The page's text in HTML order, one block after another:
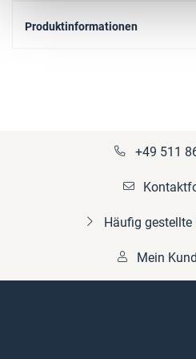
Produktinformationen
+49 511
Häufig gestellte
Mein